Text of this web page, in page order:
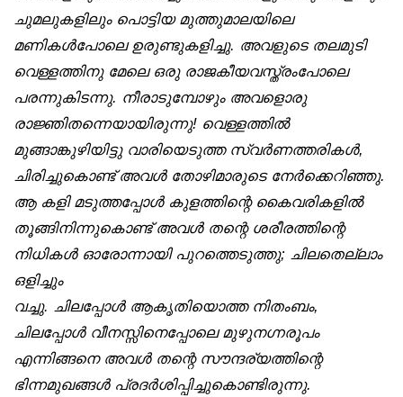
ചുമലുകളിലും പൊട്ടിയ മുത്തുമാലയിലെ
മണികൾപോലെ ഉരുണ്ടുകളിച്ചു. അവളുടെ തലമുടി
വെള്ളത്തിനു മേലെ ഒരു രാജകീയവസ്ത്രംപോലെ
പരന്നുകിടന്നു. നീരാടുമ്പോഴും അവളൊരു
രാജ്ഞിതന്നെയായിരുന്നു! വെള്ളത്തിൽ
മുങ്ങാങ്കുഴിയിട്ടു വാരിയെടുത്ത സ്വർണത്തരികൾ,
ചിരിച്ചുകൊണ്ട് അവൾ തോഴിമാരുടെ നേർക്കെറിഞ്ഞു.
ആ കളി മടുത്തപ്പോൾ കുളത്തിന്റെ കൈവരികളിൽ
തൂങ്ങിനിന്നുകൊണ്ട് അവൾ തന്റെ ശരീരത്തിന്റെ
നിധികൾ ഓരോന്നായി പുറത്തെടുത്തു; ചിലതെല്ലാം
ഒളിച്ചും
വച്ചു. ചിലപ്പോൾ ആകൃതിയൊത്ത നിതംബം,
ചിലപ്പോൾ വീനസ്സിനെപ്പോലെ മുഴുനഗ്നരൂപം
എന്നിങ്ങനെ അവൾ തന്റെ സൗന്ദര്യത്തിന്റെ
ഭിന്നമുഖങ്ങൾ പ്രദർശിപ്പിച്ചുകൊണ്ടിരുന്നു.